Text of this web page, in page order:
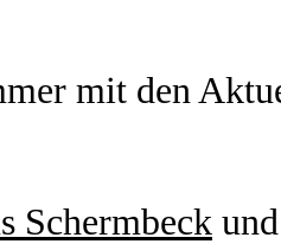
mit den
Schermbeck